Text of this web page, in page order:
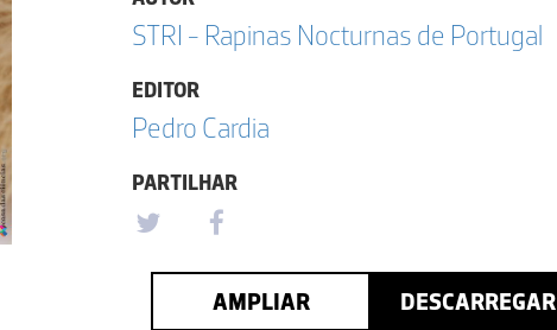
STRI - Rapinas Nocturnas de Portugal
EDITOR
Pedro Cardia
PARTILHAR
AMPLIAR DESCARREGAR